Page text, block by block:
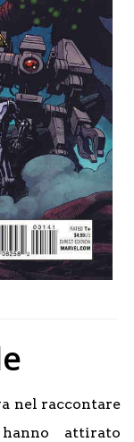
nel raccontare
attirato